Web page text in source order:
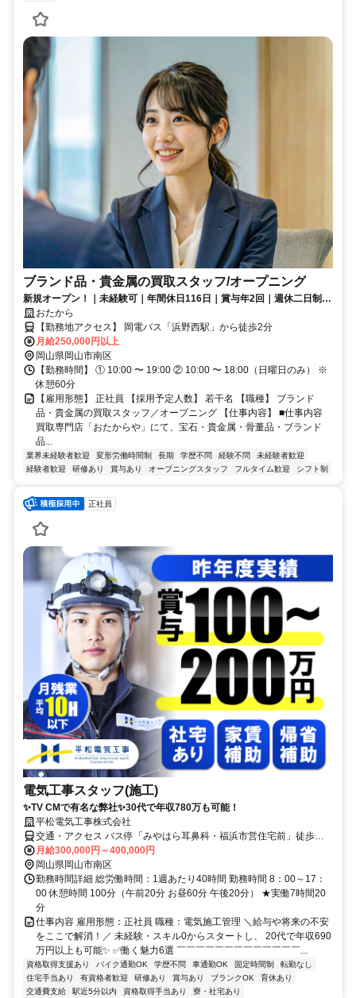
ブランド品・貴金属の買取スタッフ/オープニング
新規オープン！｜未経験可｜年間休日116日｜賞与年2回｜週休二日制｜
各種保険完備｜成果がしっかり評価される買取スタッフ！
おたから
【勤務地アクセス】 岡電バス「浜野西駅」から徒歩2分
月給250,000円以上
岡山県岡山市南区
【勤務時間】 ① 10:00 〜 19:00 ② 10:00 〜 18:00（日曜日のみ） ※
休憩60分
【雇用形態】 正社員 【採用予定人数】 若干名 【職種】 ブランド
品・貴金属の買取スタッフ／オープニング 【仕事内容】 ■仕事内容
買取専門店「おたからや」にて、宝石・貴金属・骨董品・ブランド
品...
業界未経験者歓迎 変形労働時間制 長期 学歴不問 経験不問
未経験者歓迎
経験者歓迎
研修あり 賞与あり オープニングスタッフ フルタイム歓迎 シフト制
正社員
電気工事スタッフ(施工)
✨TV CMで有名な弊社✨30代で年収780万も可能！
平松電気工事株式会社
交通・アクセス バス停「みやはら耳鼻科・福浜市営住宅前」徒歩３
分！ 備前西市駅より車で10分
月給300,000円～400,000円
岡山県岡山市南区
勤務時間詳細 総労働時間：1週あたり40時間 勤務時間 8：00～17：
00 休憩時間 100分（午前20分 お昼60分 午後20分） ★実働7時間20
分
仕事内容 雇用形態：正社員 職種：電気施工管理 ＼給与や将来の不安
をここで解消！／ 未経験・スキル0からスタートし、 20代で年収690
万円以上も可能✨ ✅働く魅力6選 ￣￣￣￣￣￣￣￣￣￣￣￣￣...
資格取得支援あり バイク通勤OK 学歴不問 車通勤OK 固定時間制
転勤なし
住宅手当あり
有資格者歓迎 研修あり 賞与あり ブランクOK
育休あり
交通費支給
駅近5分以内 資格取得手当あり 寮・社宅あり